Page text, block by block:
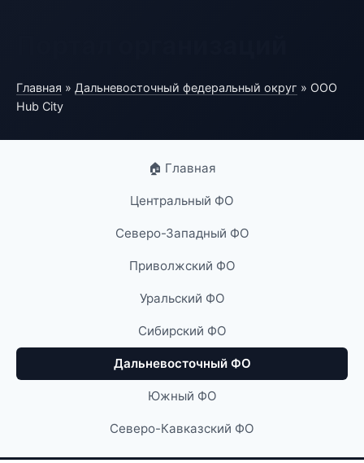
Главная » Дальневосточный федеральный округ » ООО
Hub City
🏠 Главная
Центральный ФО
Северо-Западный ФО
Приволжский ФО
Уральский ФО
Сибирский ФО
Дальневосточный ФО
Южный ФО
Северо-Кавказский ФО